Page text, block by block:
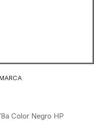
Color Negro HP